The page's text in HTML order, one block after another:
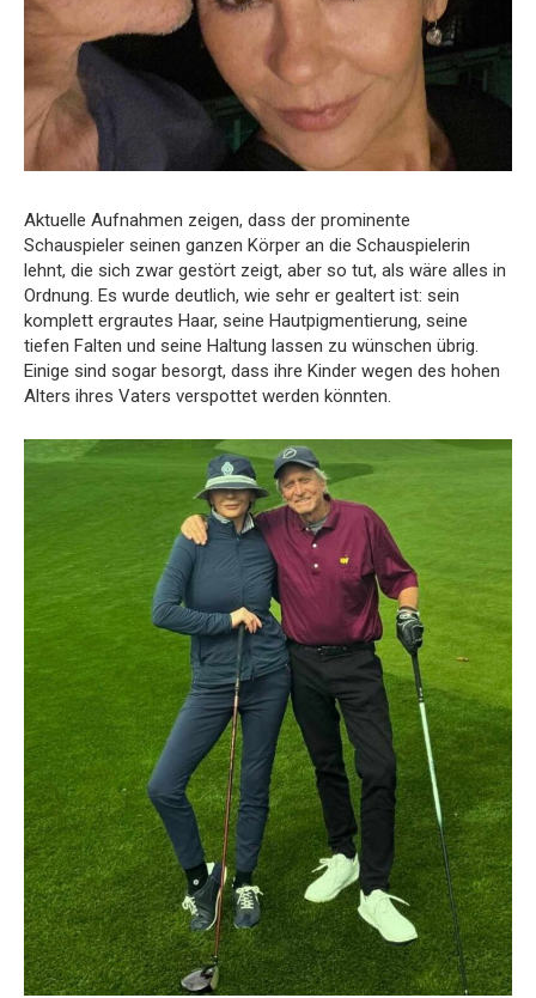
Aktuelle Aufnahmen zeigen, dass der prominente
Schauspieler seinen ganzen Körper an die Schauspielerin
lehnt, die sich zwar gestört zeigt, aber so tut, als wäre alles in
Ordnung. Es wurde deutlich, wie sehr er gealtert ist: sein
komplett ergrautes Haar, seine Hautpigmentierung, seine
tiefen Falten und seine Haltung lassen zu wünschen übrig.
Einige sind sogar besorgt, dass ihre Kinder wegen des hohen
Alters ihres Vaters verspottet werden könnten.